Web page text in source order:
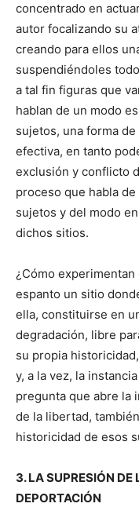
concentrado en
autor focalizando su
creando para ellos
suspendiéndoles
a tal fin figuras que
hablan de un modo
sujetos, una forma
efectiva, en tanto
exclusión y conflicto
proceso que habla
sujetos y del modo
dichos sitios.
¿Cómo
espanto un sitio
ella, constituirse en
degradación, libre
su propia
y, a la vez, la
pregunta que abre la
de la libertad,
historicidad de esos
3. LA SUPRESIÓN DE
DEPORTACIÓN